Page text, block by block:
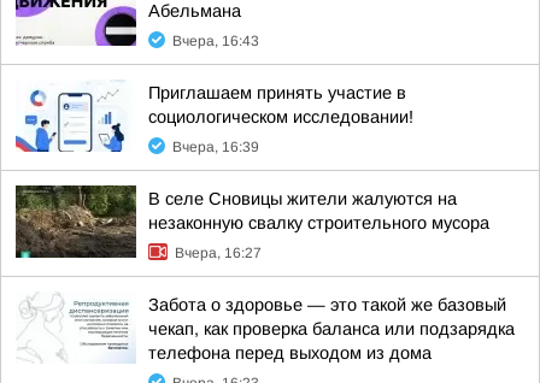
Абельмана
Вчера, 16:43
Приглашаем принять участие в
социологическом исследовании!
Вчера, 16:39
В селе Сновицы жители жалуются на
незаконную свалку строительного мусора
Вчера, 16:27
Забота о здоровье — это такой же базовый
чекап, как проверка баланса или подзарядка
телефона перед выходом из дома